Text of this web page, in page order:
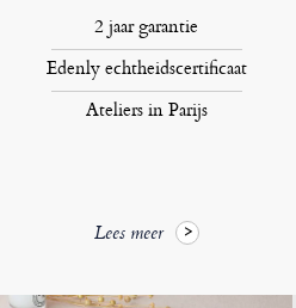
2 jaar garantie
Edenly echtheidscertificaat
Ateliers in Parijs
Lees meer